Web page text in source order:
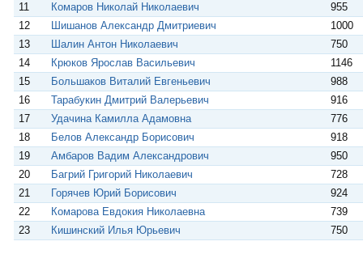
11
Комаров Николай Николаевич
955
12
Шишанов Александр Дмитриевич
1000
13
Шалин Антон Николаевич
750
14
Крюков Ярослав Васильевич
1146
15
Большаков Виталий Евгеньевич
988
16
Тарабукин Дмитрий Валерьевич
916
17
Удачина Камилла Адамовна
776
18
Белов Александр Борисович
918
19
Амбаров Вадим Александрович
950
20
Багрий Григорий Николаевич
728
21
Горячев Юрий Борисович
924
22
Комарова Евдокия Николаевна
739
23
Кишинский Илья Юрьевич 750